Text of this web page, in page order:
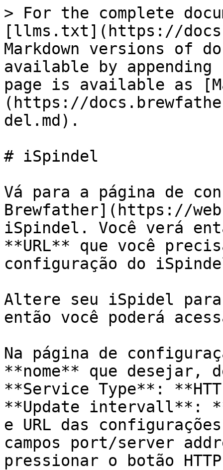
> For the complete
[llms.txt](https://
Markdown versions of
available by
page is available as
(https://
del.md).
# iSpindel
Vá para a página de
Brewfather](https://
iSpindel. Você verá
**URL** que você
configuração do
Altere seu iSpidel para
então você poderá
Na página de
**nome** que desejar,
**Service Type**:
**Update intervall**:
e URL das
campos port/server
pressionar o botão